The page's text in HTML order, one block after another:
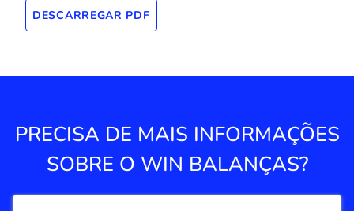
DESCARREGAR PDF
PRECISA DE MAIS INFORMAÇÕES
SOBRE O WIN BALANÇAS?